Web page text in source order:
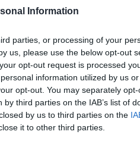
Information
parties, or processing of your
us, please use the below opt-out
opt-out request is processed
information utilized by us
opt-out. You may separately
third parties on the IAB’s list of
by us to third parties on the
it to other third parties.
Ειδικότερα, η τιμή του
καταγράφοντας
έχει τον